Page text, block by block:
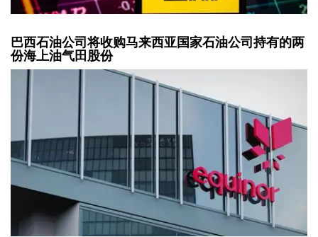
巴西石油公司将收购马来西亚国家石油公司持有的两
份海上油气田股份